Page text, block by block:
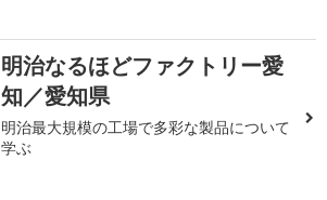
明治なるほどファクトリー愛
知／愛知県
明治最大規模の工場で多彩な製品について
学ぶ